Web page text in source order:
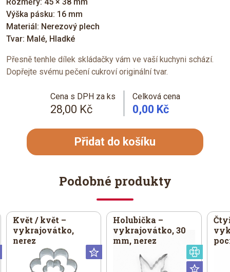
Výška pásku: 16 mm
Materiál: Nerezový plech
Tvar: Malé, Hladké
Přesně tenhle dílek skládačky vám ve vaší kuchyni schází.
Dopřejte svému pečení cukroví originální tvar.
Cena s DPH za ks
28,00 Kč
Celková cena
0,00 Kč
Přidat do košíku
Podobné produkty
Květ / květ –
vykrajovátko,
nerez
Holubička –
vykrajovátko, 30
mm, nerez
Universální